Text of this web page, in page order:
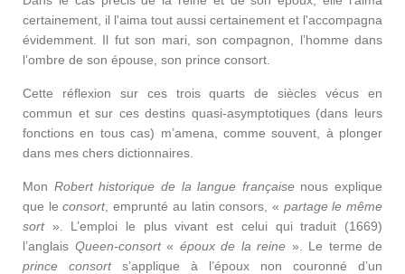
certainement, il l'aima tout aussi certainement et l'accompagna
évidemment. Il fut son mari, son compagnon, l’homme dans
l’ombre de son épouse, son prince consort.
Cette réflexion sur ces trois quarts de siècles vécus en
commun et sur ces destins quasi-asymptotiques (dans leurs
fonctions en tous cas) m’amena, comme souvent, à plonger
dans mes chers dictionnaires.
Mon Robert historique de la langue françaisenous explique
que leconsort, emprunté au latin consors, « partage le même
sort». L’emploi le plus vivant est celui qui traduit (1669)
l’anglais Queen-consort« époux de la reine ». Le terme de
prince consorts’applique à l’époux non couronné d’un